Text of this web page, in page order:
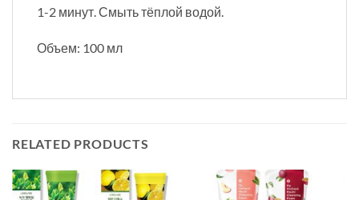
1-2 минут. Смыть тёплой водой.
Объем: 100 мл
RELATED PRODUCTS